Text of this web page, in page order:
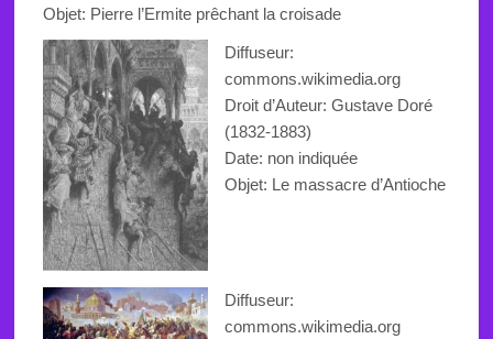
Objet: Pierre l’Ermite prêchant la croisade
Diffuseur:
commons.wikimedia.org
Droit d’Auteur: Gustave Doré
(1832-1883)
Date: non indiquée
Objet: Le massacre d’Antioche
Diffuseur:
commons.wikimedia.org